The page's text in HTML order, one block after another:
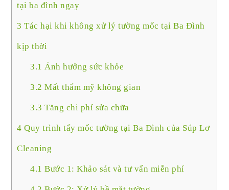
tại ba đình ngay
3 Tác hại khi không xử lý tường mốc tại Ba Đình
kịp thời
3.1 Ảnh hưởng sức khỏe
3.2 Mất thẩm mỹ không gian
3.3 Tăng chi phí sửa chữa
4 Quy trình tẩy mốc tường tại Ba Đình của Súp Lơ
Cleaning
4.1 Bước 1: Khảo sát và tư vấn miễn phí